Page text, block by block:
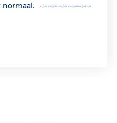
---------------------